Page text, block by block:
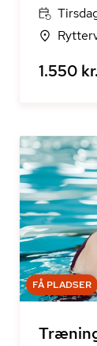
1.550 kr.
FÅ PLADSER